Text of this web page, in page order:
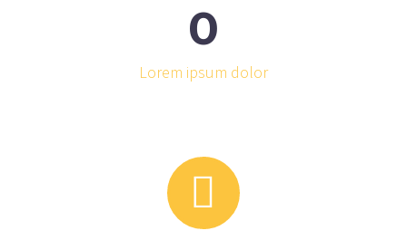
0
Lorem ipsum dolor

